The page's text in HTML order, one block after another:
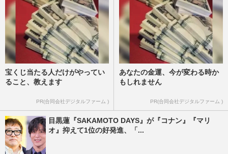
宝くじ当たる人だけがやってい
ること、教えます
PR(合同会社デジタルファーム )
あなたの金運、今が変わる時か
もしれません
PR(合同会社デジタルファーム )
目黒蓮『SAKAMOTO DAYS』が『コナン』『マリ
オ』抑えて1位の好発進、「...